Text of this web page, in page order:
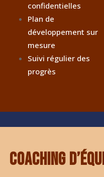
confidentielles
Plan de
développement sur
mesure
Suivi régulier des
progrès
COACHING